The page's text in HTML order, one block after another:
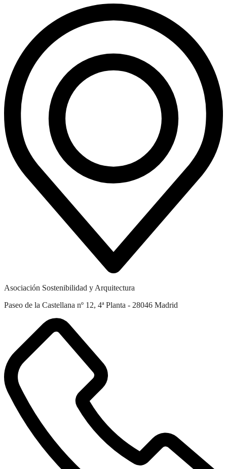
Asociación Sostenibilidad y Arquitectura
Paseo de la Castellana nº 12, 4ª Planta - 28046 Madrid